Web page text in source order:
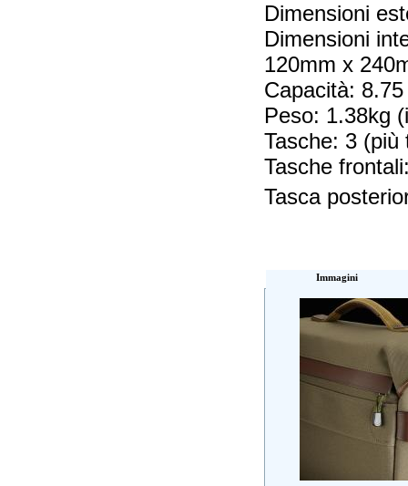
Dimensioni
Dimensioni
120mm x
Capacità:
Peso: 1.38kg
Tasche: 3 (più
Tasche
Tasca
Immagini